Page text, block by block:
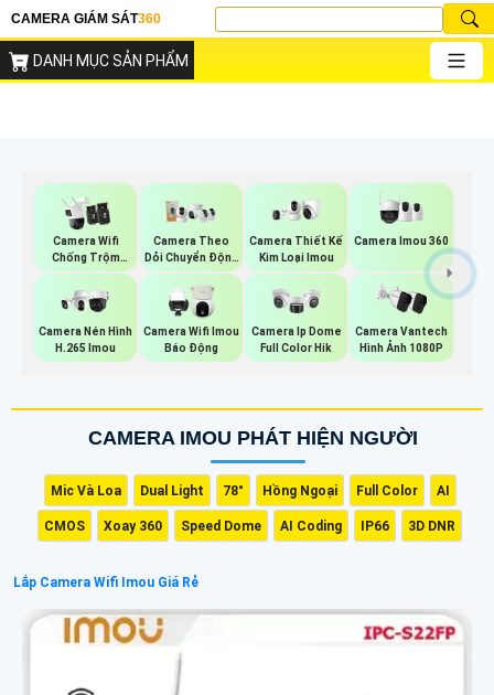
CAMERA GIÁM SÁT360
DANH MỤC SẢN PHẨM
Camera Wifi
Chống Trộm
Imou
Camera Theo
Dỏi Chuyển Động
Imou
Camera Thiết Kế
Kim Loại Imou
Camera Imou 360
Camera Nén Hình
H.265 Imou
Camera Wifi Imou
Báo Động
Camera Ip Dome
Full Color Hik
Camera Vantech
Hình Ảnh 1080P
CAMERA IMOU PHÁT HIỆN NGƯỜI
Mic Và Loa Dual Light 78° Hồng Ngoại Full Color AI
CMOS Xoay 360 Speed Dome AI Coding IP66 3D DNR
Lắp Camera Wifi Imou Giá Rẻ